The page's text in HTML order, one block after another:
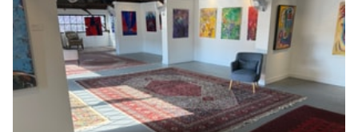
Grote entree
Haussmann-stijl
Industrieel
Internet
Kantoorbenodigdheden